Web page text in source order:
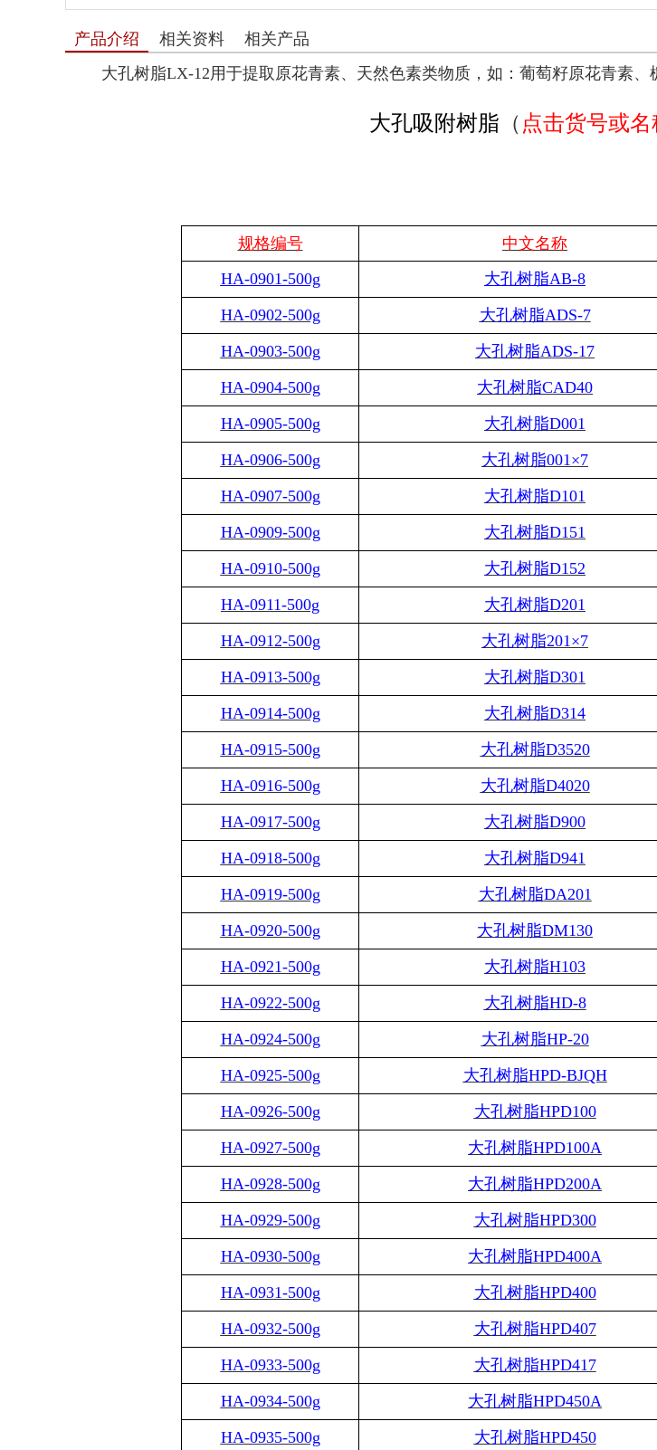
产品介绍 相关资料
相关产品
大孔树脂LX-12用于提取原花青素、天然色素类物质，如：葡萄籽原花青素、
大孔吸附树脂 （ 点击货号或
规格编号 中文名称
HA-0901-500g
大孔树脂AB-8
HA-0902-500g
大孔树脂ADS-7
HA-0903-500g
大孔树脂ADS-17
HA-0904-500g
大孔树脂CAD40
HA-0905-500g
大孔树脂D001
HA-0906-500g
大孔树脂001×7
HA-0907-500g
大孔树脂D101
HA-0909-500g
大孔树脂D151
HA-0910-500g
大孔树脂D152
HA-0911-500g
大孔树脂D201
HA-0912-500g
大孔树脂201×7
HA-0913-500g
大孔树脂D301
HA-0914-500g
大孔树脂D314
HA-0915-500g
大孔树脂D3520
HA-0916-500g
大孔树脂D4020
HA-0917-500g
大孔树脂D900
HA-0918-500g
大孔树脂D941
HA-0919-500g
大孔树脂DA201
HA-0920-500g
大孔树脂DM130
HA-0921-500g
大孔树脂H103
HA-0922-500g
大孔树脂HD-8
HA-0924-500g
大孔树脂HP-20
HA-0925-500g
大孔树脂HPD-BJQH
HA-0926-500g
大孔树脂HPD100
HA-0927-500g
大孔树脂HPD100A
HA-0928-500g
大孔树脂HPD200A
HA-0929-500g
大孔树脂HPD300
HA-0930-500g
大孔树脂HPD400A
HA-0931-500g
大孔树脂HPD400
HA-0932-500g
大孔树脂HPD407
HA-0933-500g
大孔树脂HPD417
HA-0934-500g
大孔树脂HPD450A
HA-0935-500g
大孔树脂HPD450